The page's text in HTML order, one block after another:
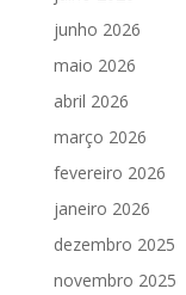
junho 2026
maio 2026
abril 2026
março 2026
fevereiro 2026
janeiro 2026
dezembro 2025
novembro 2025